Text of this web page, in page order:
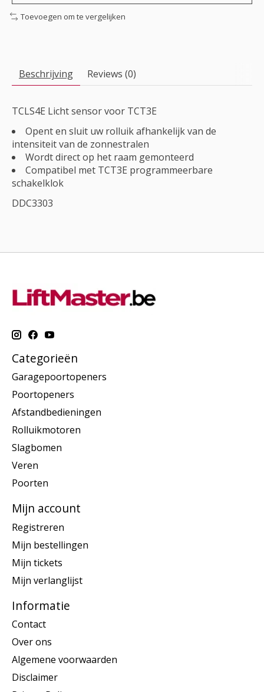
Toevoegen om te vergelijken
Beschrijving Reviews (0)
TCLS4E Licht sensor voor TCT3E
Opent en sluit uw rolluik afhankelijk van de
intensiteit van de zonnestralen
Wordt direct op het raam gemonteerd
Compatibel met TCT3E programmeerbare
schakelklok
DDC3303
Categorieën
Garagepoortopeners
Poortopeners
Afstandbedieningen
Rolluikmotoren
Slagbomen
Veren
Poorten
Mijn account
Registreren
Mijn bestellingen
Mijn tickets
Mijn verlanglijst
Informatie
Contact
Over ons
Algemene voorwaarden
Disclaimer